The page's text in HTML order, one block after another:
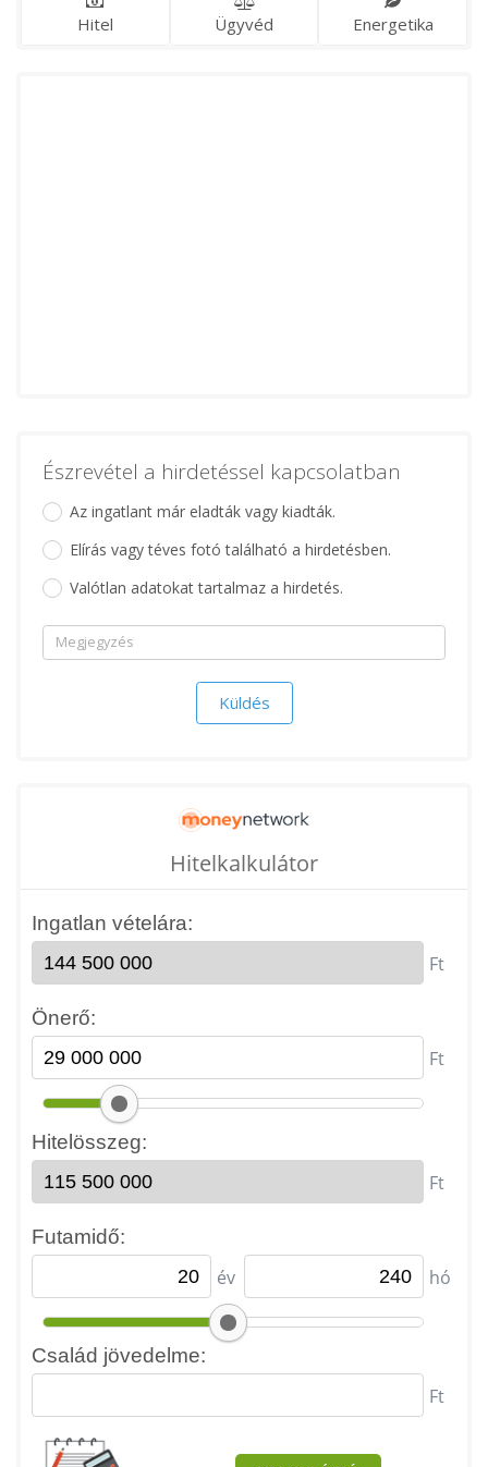
Hitel Ügyvéd Energetika
Észrevétel a hirdetéssel kapcsolatban
Az ingatlant már eladták vagy kiadták.
Elírás vagy téves fotó található a hirdetésben.
Valótlan adatokat tartalmaz a hirdetés.